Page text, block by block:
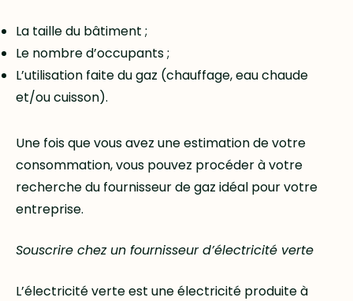
La taille du bâtiment ;
Le nombre d’occupants ;
L’utilisation faite du gaz (chauffage, eau chaude
et/ou cuisson).
Une fois que vous avez une estimation de votre
consommation, vous pouvez procéder à votre
recherche du fournisseur de gaz idéal pour votre
entreprise.
Souscrire chez un fournisseur d’électricité verte
L’électricité verte est une électricité produite à